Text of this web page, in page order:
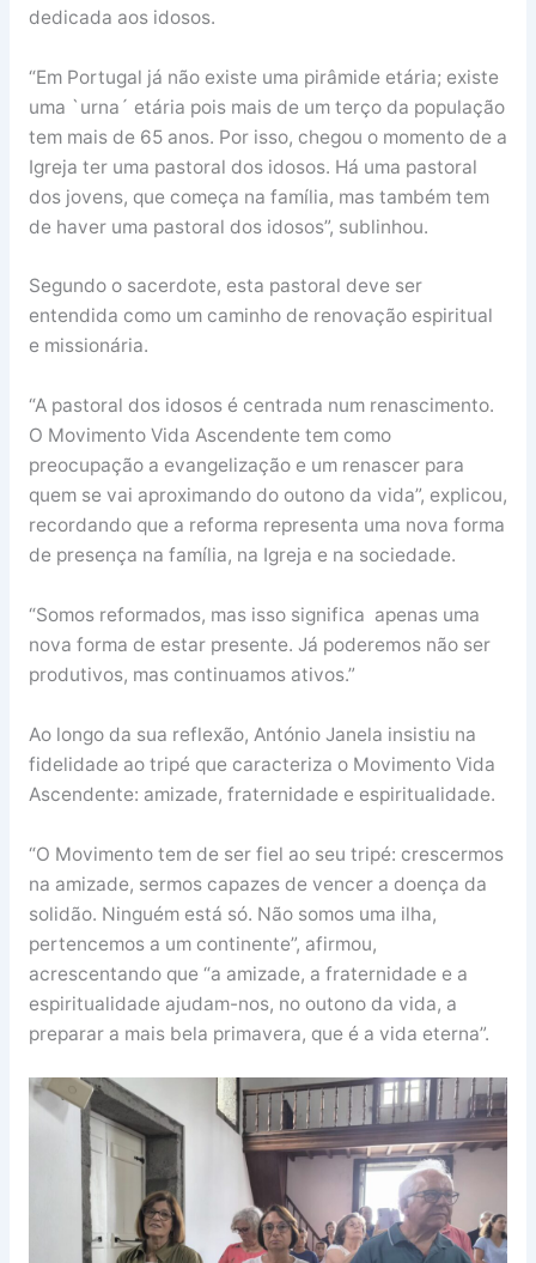
dedicada aos idosos.
“Em Portugal já não existe uma pirâmide etária; existe
uma `urna´ etária pois mais de um terço da população
tem mais de 65 anos. Por isso, chegou o momento de a
Igreja ter uma pastoral dos idosos. Há uma pastoral
dos jovens, que começa na família, mas também tem
de haver uma pastoral dos idosos”, sublinhou.
Segundo o sacerdote, esta pastoral deve ser
entendida como um caminho de renovação espiritual
e missionária.
“A pastoral dos idosos é centrada num renascimento.
O Movimento Vida Ascendente tem como
preocupação a evangelização e um renascer para
quem se vai aproximando do outono da vida”, explicou,
recordando que a reforma representa uma nova forma
de presença na família, na Igreja e na sociedade.
“Somos reformados, mas isso significa apenas uma
nova forma de estar presente. Já poderemos não ser
produtivos, mas continuamos ativos.”
Ao longo da sua reflexão, António Janela insistiu na
fidelidade ao tripé que caracteriza o Movimento Vida
Ascendente: amizade, fraternidade e espiritualidade.
“O Movimento tem de ser fiel ao seu tripé: crescermos
na amizade, sermos capazes de vencer a doença da
solidão. Ninguém está só. Não somos uma ilha,
pertencemos a um continente”, afirmou,
acrescentando que “a amizade, a fraternidade e a
espiritualidade ajudam-nos, no outono da vida, a
preparar a mais bela primavera, que é a vida eterna”.